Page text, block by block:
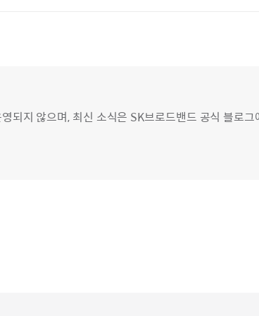
되지 않으며, 최신 소식은 SK브로드밴드 공식 블로그